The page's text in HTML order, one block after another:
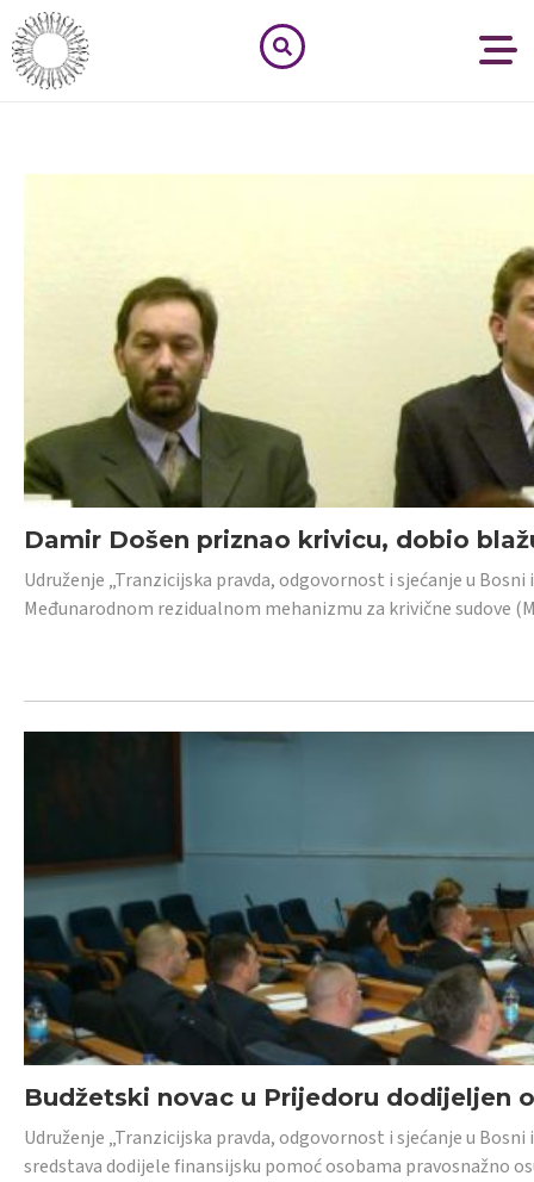
Damir Došen priznao krivicu, dobio
Udruženje „Tranzicijska pravda, odgovornost i sjećanje u
Međunarodnom rezidualnom mehanizmu za krivične sudove
Budžetski novac u Prijedoru dodijeljen
Udruženje „Tranzicijska pravda, odgovornost i sjećanje u
sredstava dodijele finansijsku pomoć osobama pravosnažno